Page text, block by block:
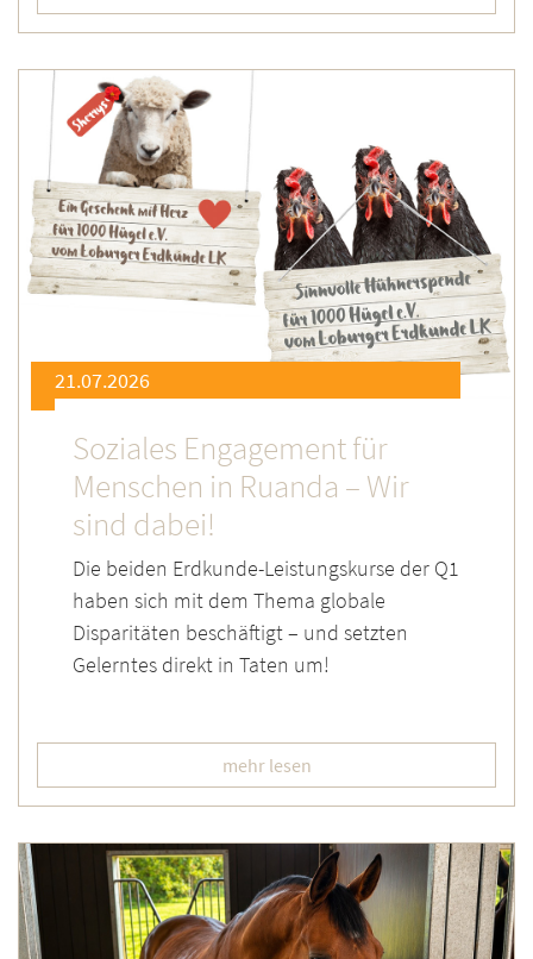
21.07.2026
Soziales Engagement für
Menschen in Ruanda – Wir
sind dabei!
Die beiden Erdkunde-Leistungskurse der Q1
haben sich mit dem Thema globale
Disparitäten beschäftigt – und setzten
Gelerntes direkt in Taten um!
mehr lesen